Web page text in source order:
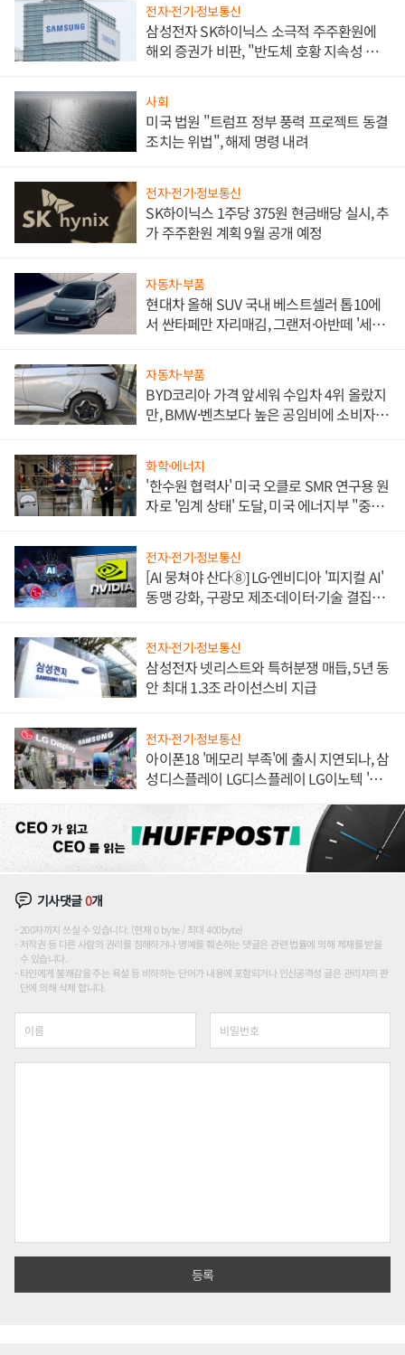
전자·전기·정보통신
삼성전자 SK하이닉스 소극적 주주환원에
해외 증권가 비판, "반도체 호황 지속성 의
사회
미국 법원 "트럼프 정부 풍력 프로젝트 동결
조치는 위법", 해제 명령 내려
전자·전기·정보통신
SK하이닉스 1주당 375원 현금배당 실시, 추
가 주주환원 계획 9월 공개 예정
자동차·부품
현대차 올해 SUV 국내 베스트셀러 톱10에
서 싼타페만 자리매김, 그랜저·아반떼 '세단
자동차·부품
BYD코리아 가격 앞세워 수입차 4위 올랐지
만, BMW·벤츠보다 높은 공임비에 소비자
화학·에너지
'한수원 협력사' 미국 오클로 SMR 연구용 원
자로 '임계 상태' 도달, 미국 에너지부 "중요
전자·전기·정보통신
[AI 뭉쳐야 산다⑧] LG·엔비디아 '피지컬 AI'
동맹 강화, 구광모 제조·데이터·기술 결집
전자·전기·정보통신
삼성전자 넷리스트와 특허분쟁 매듭, 5년 동
안 최대 1.3조 라이선스비 지급
전자·전기·정보통신
아이폰18 '메모리 부족'에 출시 지연되나, 삼
성디스플레이 LG디스플레이 LG이노텍 '탈
기사댓글0개
200자까지 쓰실 수 있습니다. (현재 0 byte / 최대 400byte)
저작권 등 다른 사람의 권리를 침해하거나 명예를 훼손하는 댓글은 관련 법률에 의해 제재를 받을
수 있습니다.
타인에게 불쾌감을 주는 욕설 등 비하하는 단어가 내용에 포함되거나 인신공격성 글은 관리자의 판
단에 의해 삭제 합니다.